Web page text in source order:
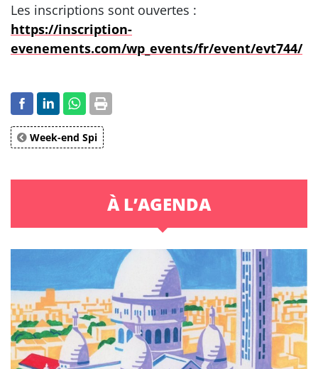
Les inscriptions sont ouvertes :
https://inscription-
evenements.com/wp_events/fr/event/evt744/
Week-end Spi
À L’AGENDA